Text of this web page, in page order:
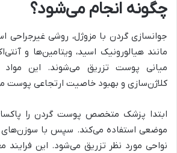
چگونه انجام می‌شود؟
جوانسازی گردن با مزوژل، روشی غیرجراحی
مانند هیالورونیک اسید، ویتامین‌ها و
میانی پوست تزریق می‌شوند. این
کلاژن‌سازی و بهبود خاصیت ارتجاعی پوست
ابتدا پزشک متخصص پوست گردن را
موضعی استفاده می‌کند. سپس با سوزن‌های